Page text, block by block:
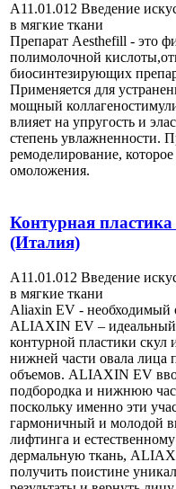
А11.01.012 Введение
в мягкие ткани
Препарат Aesthefill - это
полимолочной
биосинтезирующих
Применяется для
мощный
влияет на упругость и
степень увлажненности.
ремоделирование,
омоложения.
Контурная
(Италия)
А11.01.012 Введение
в мягкие ткани
Aliaxin EV - необходимый
ALIAXIN EV – идеальный
контурной пластики скул
нижней части овала лица
объемов. ALIAXIN EV
подбородка и нижнюю
поскольку именно эти
гармоничный и молодой
лифтинга и
дермальную ткань,
получить поистине